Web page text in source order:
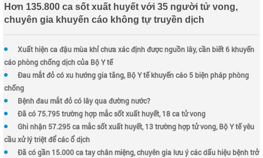
Hơn 135.800 ca sốt xuất huyết với 35 người tử vong,
chuyên gia khuyến cáo không tự truyền dịch
Xuất hiện ca đậu mùa khỉ chưa xác định được nguồn lây, cần biết 6 khuyến
cáo phòng chống dịch của Bộ Y tế
Đau mắt đỏ có xu hướng gia tăng, Bộ Y tế khuyến cáo 5 biện pháp phòng
chống
Bệnh đau mắt đỏ có lây qua đường nước?
Đã có 75.795 trường hợp mắc sốt xuất huyết, 18 ca tử vong
Ghi nhận 57.295 ca mắc sốt xuất huyết, 13 trường hợp tử vong, Bộ Y tế yêu
cầu xử lý triệt để các ổ dịch
Đã có gần 15.000 ca tay chân miệng, chuyên gia lưu ý các dấu hiệu bệnh trở